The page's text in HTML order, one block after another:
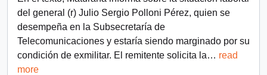
del general (r) Julio Sergio Polloni Pérez, quien se
desempeña en la Subsecretaría de
Telecomunicaciones y estaría siendo marginado por su
condición de exmilitar. El remitente solicita la… read
more